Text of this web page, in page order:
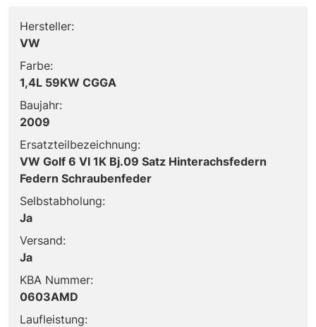
Hersteller:
VW
Farbe:
1,4L 59KW CGGA
Baujahr:
2009
Ersatzteilbezeichnung:
VW Golf 6 VI 1K Bj.09 Satz Hinterachsfedern
Federn Schraubenfeder
Selbstabholung:
Ja
Versand:
Ja
KBA Nummer:
0603AMD
Laufleistung: